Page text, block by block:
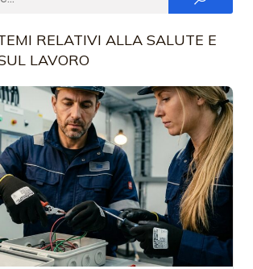
RELATIVI ALLA SALUTE E
LAVORO